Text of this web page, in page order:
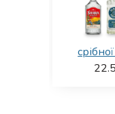
22.5